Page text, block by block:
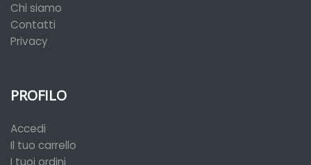
Chi siamo
Contatti
Privacy
PROFILO
Accedi
Il tuo carrello
I tuoi ordini